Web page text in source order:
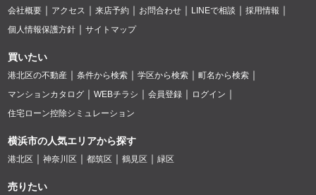
会社概要
アクセス 来店予約 お問合わせ LINEで相談
採用情報
個人情報保護方針
サイトマップ
買いたい
港北区の不動産 条件から検索 学区から検索
町名から検索
マンションカタログ
WEBチラシ 会員登録
ログイン
住宅ローン控除シミュレーション
横浜市の人気エリアから探す
港北区 神奈川区 都筑区 鶴見区 緑区
売りたい